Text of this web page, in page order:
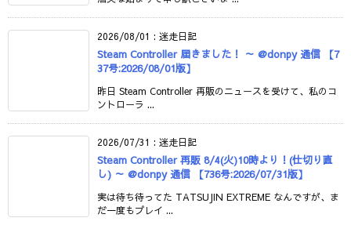
2026/08/01 : 迷走日記
Steam Controller 届きました！ ～ @donpy 通信 【7
37号:2026/08/01版】
昨日 Steam Controller 再販のニュースを受けて、私のコ
ントローラ ...
2026/07/31 : 迷走日記
Steam Controller 再販 8/4(火)10時より！(仕切り直
し) ～ @donpy 通信 【736号:2026/07/31版】
実は待ち待ってた TATSUJIN EXTREME なんですが、ま
だ一度もプレイ ...